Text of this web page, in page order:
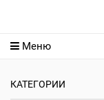
Меню
КАТЕГОРИИ